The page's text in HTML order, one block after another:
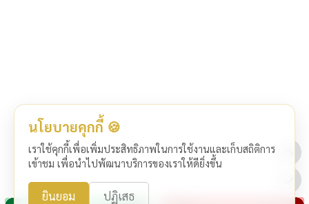
นโยบายคุกกี้ 🍪
เราใช้คุกกี้เพื่อเพิ่มประสิทธิภาพในการใช้งานและเก็บสถิติการ
เข้าชม เพื่อนำไปพัฒนาบริการของเราให้ดียิ่งขึ้น
ยินยอม ปฏิเสธ